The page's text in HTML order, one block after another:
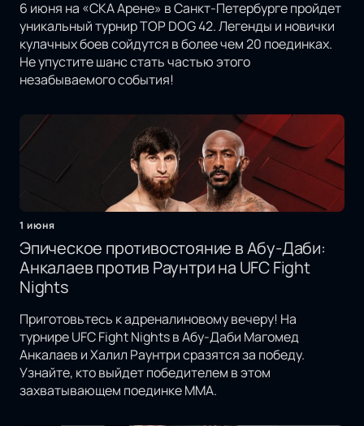
6 июня на «СКА Арене» в Санкт-Петербурге пройдет
уникальный турнир TOP DOG 42. Легенды и новички
кулачных боев сойдутся в более чем 20 поединках.
Не упустите шанс стать частью этого
незабываемого события!
1 июня
Эпическое противостояние в Абу-Даби:
Анкалаев против Раунтри на UFC Fight
Nights
Приготовьтесь к адреналиновому вечеру! На
турнире UFC Fight Nights в Абу-Даби Магомед
Анкалаев и Халил Раунтри сразятся за победу.
Узнайте, кто выйдет победителем в этом
захватывающем поединке MMA.